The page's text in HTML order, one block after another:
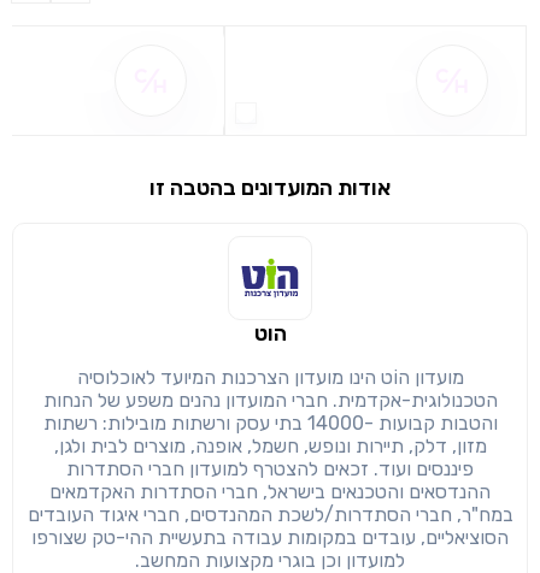
שיתוף
שימו לב!
מימוש הטבה זו ניתן רק לחברי
הבנתי, המשך לאתר
אודות המועדונים בהטבה זו
הוט
מועדון הוֹט הינו מועדון הצרכנות המיועד לאוכלוסיה
הטכנולוגית-אקדמית. חברי המועדון נהנים משפע של הנחות
והטבות קבועות -14000 בתי עסק ורשתות מובילות: רשתות
מזון, דלק, תיירות ונופש, חשמל, אופנה, מוצרים לבית ולגן,
פיננסים ועוד. זכאים להצטרף למועדון חברי הסתדרות
ההנדסאים והטכנאים בישראל, חברי הסתדרות האקדמאים
במח"ר, חברי הסתדרות/לשכת המהנדסים, חברי איגוד העובדים
הסוציאליים, עובדים במקומות עבודה בתעשיית ההי-טק שצורפו
למועדון וכן בוגרי מקצועות המחשב.